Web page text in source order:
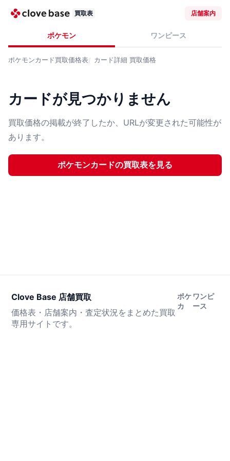
買取表 店舗案内
ポケモン ワンピース
ポケモンカード買取価格表 カード詳細 買取価格
カードが見つかりません
買取価格の掲載が終了したか、URLが変更された可能性が
あります。
ポケモンカードの買取表を見る
Clove Base 店舗買取
価格表・店舗案内・査定状況をまとめた買取
専用サイトです。
ポケ
カ
ワンピ
ース